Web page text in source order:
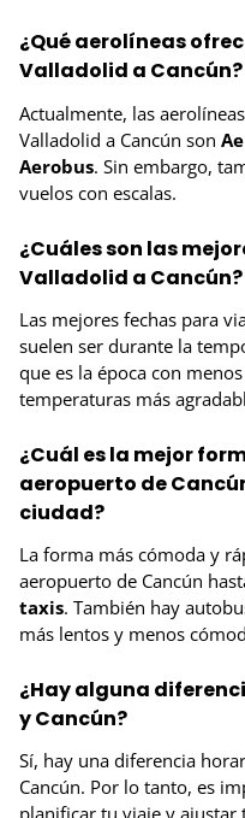
¿Qué aerolíneas
Valladolid a Cancún?
Actualmente, las
Valladolid a Cancún son
Aerobus. Sin embargo,
vuelos con escalas.
¿Cuáles son las
Valladolid a Cancún?
Las mejores fechas para
suelen ser durante la
que es la época con
temperaturas más
¿Cuál es la mejor
aeropuerto de
ciudad?
La forma más cómoda y
aeropuerto de Cancún
taxis. También hay
más lentos y menos
¿Hay alguna
y Cancún?
Sí, hay una diferencia
Cancún. Por lo tanto, es